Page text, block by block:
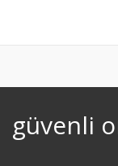
güvenli